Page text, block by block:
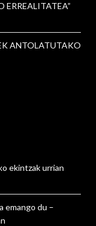
ERREALITATEA”
ANTOLATUTAKO
ekintzak urrian
emango du –